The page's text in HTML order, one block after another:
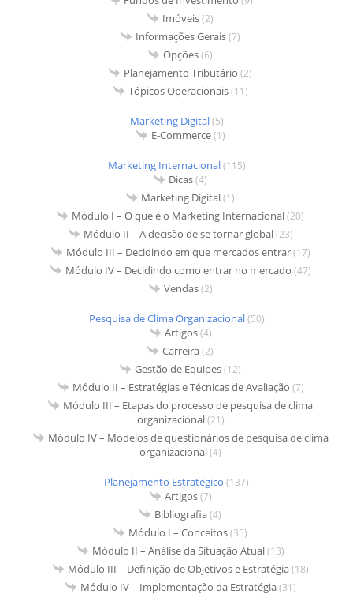
Imóveis(2)
Informações Gerais(7)
Opções(6)
Planejamento Tributário (2)
Tópicos Operacionais(11)
Marketing Digital(5)
E-Commerce(1)
Marketing Internacional(115)
Dicas(4)
Marketing Digital(1)
Módulo I – O que é o Marketing Internacional(20)
Módulo II – A decisão de se tornar global(23)
Módulo III – Decidindo em que mercados entrar(17)
Módulo IV – Decidindo como entrar no mercado (47)
Vendas(2)
Pesquisa de Clima Organizacional(50)
Artigos(4)
Carreira(2)
Gestão de Equipes(12)
Módulo II – Estratégias e Técnicas de Avaliação (7)
Módulo III – Etapas do processo de pesquisa de clima
organizacional(21)
Módulo IV – Modelos de questionários de pesquisa de clima
organizacional(4)
Planejamento Estratégico (137)
Artigos(7)
Bibliografia(4)
Módulo I – Conceitos(35)
Módulo II – Análise da Situação Atual(13)
Módulo III – Definição de Objetivos e Estratégia(18)
Módulo IV – Implementação da Estratégia(31)